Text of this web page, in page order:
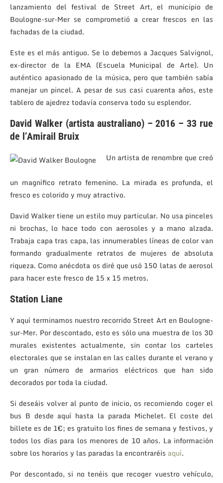
lanzamiento del festival de Street Art, el municipio de
Boulogne-sur-Mer se comprometió a crear frescos en las
fachadas de la ciudad.
Este es el más antiguo. Se lo debemos a Jacques Salvignol,
ex-director de la EMA (Escuela Municipal de Arte). Un
auténtico apasionado de la música, pero que también sabía
manejar un pincel. A pesar de sus casi cuarenta años, este
tablero de ajedrez todavía conserva todo su esplendor.
David Walker (artista australiano) – 2016 – 33 rue
de l’Amirail Bruix
Un artista de renombre que creó
un magnífico retrato femenino. La mirada es profunda, el
fresco es colorido y muy atractivo.
David Walker tiene un estilo muy particular. No usa pinceles
ni brochas, lo hace todo con aerosoles y a mano alzada.
Trabaja capa tras capa, las innumerables líneas de color van
formando gradualmente retratos de mujeres de absoluta
riqueza. Como anécdota os diré que usó 150 latas de aerosol
para hacer este fresco de 15 x 15 metros.
Station Liane
Y aquí terminamos nuestro recorrido Street Art en Boulogne-
sur-Mer. Por descontado, esto es sólo una muestra de los 30
murales existentes actualmente, sin contar los carteles
electorales que se instalan en las calles durante el verano y
un gran número de armarios eléctricos que han sido
decorados por toda la ciudad.
Si deseáis volver al punto de inicio, os recomiendo coger el
bus B desde aquí hasta la parada Michelet. El coste del
billete es de 1€; es gratuito los fines de semana y festivos, y
todos los días para los menores de 10 años. La información
sobre los horarios y las paradas la encontraréis aquí.
Por descontado, si no tenéis que recoger vuestro vehículo,